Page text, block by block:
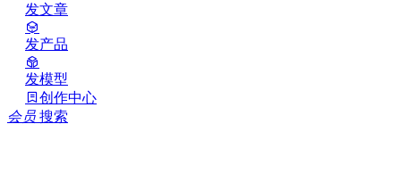
发文章
发产品
发模型
创作中心
会员 搜索